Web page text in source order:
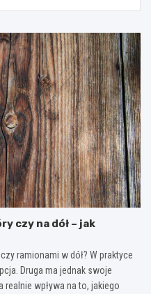
czy na dół – jak
ramionami w dół? W praktyce
Druga ma jednak swoje
wpływa na to, jakiego